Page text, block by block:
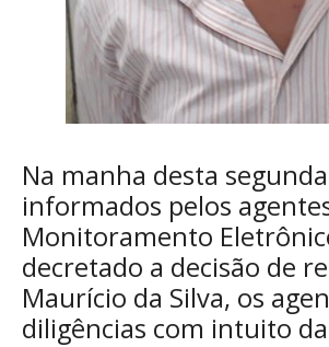
Na manha desta
informados pelos
Monitoramento
decretado a decisão de
Maurício da Silva, os
diligências com intuito